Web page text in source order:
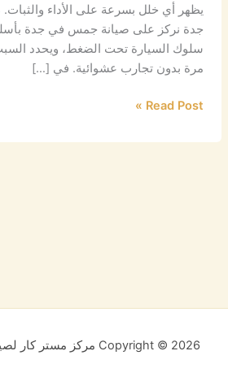
يظهر أي خلل بسرعة على الأداء
جدة نركز على صيانة جمس في جدة
سلوك السيارة تحت الضغط، ويحدد
مرة بدون تجارب عشوائية. في […]
Read Post »
Copyright © 2026 مركز مستر كار لصيانة السيارات في جدة